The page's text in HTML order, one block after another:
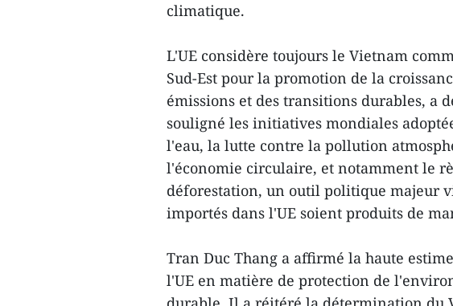
climatique.
L'UE considère toujours le Vietnam
Sud-Est pour la promotion de la
émissions et des transitions durables, a
souligné les initiatives mondiales
l'eau, la lutte contre la pollution
l'économie circulaire, et notamment le
déforestation, un outil politique majeur
importés dans l'UE soient produits de
Tran Duc Thang a affirmé la haute
l'UE en matière de protection de